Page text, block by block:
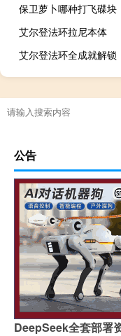
保卫萝卜哪种打飞碟块
艾尔登法环拉尼本体
艾尔登法环全成就解锁
公告
DeepSeek全套部署